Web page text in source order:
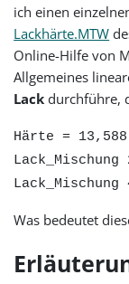
ich einen
Lackhärte.MTW
Online-Hilfe von
Allgemeines
Lack durchführe,
Härte =
Lack_Mischung
Was bedeutet